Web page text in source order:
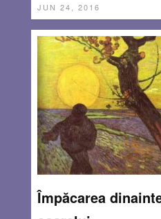
JUN 24, 2016
Împăcarea